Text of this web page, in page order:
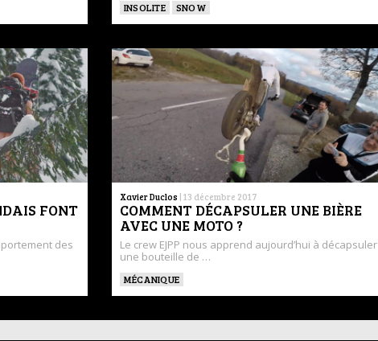
INSOLITE SNOW
FONT
des
Xavier Duclos | 13 décembre 2017
COMMENT DÉCAPSULER UNE BIÈRE
AVEC UNE MOTO ?
Le crew EJPP nous apprend aujourd’hui à décapsuler
une bouteille de …
MÉCANIQUE